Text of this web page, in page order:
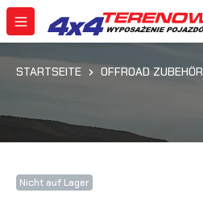
STARTSEITE OFFROAD ZUBEHÖR
Nicht auf Lager